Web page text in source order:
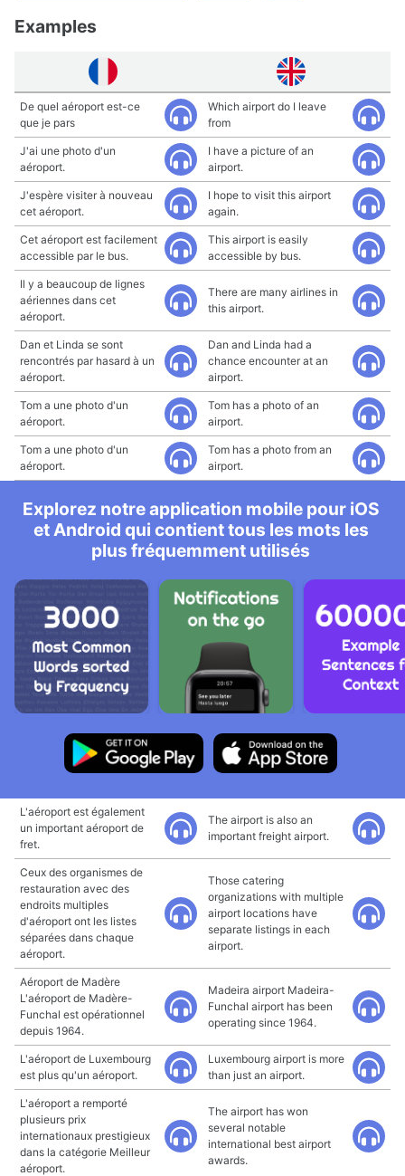
Examples
De quel aéroport est-ce
que je pars
Which airport do I leave
from
J'ai une photo d'un
aéroport.
I have a picture of an
airport.
J'espère visiter à nouveau
cet aéroport.
I hope to visit this airport
again.
Cet aéroport est facilement
accessible par le bus.
This airport is easily
accessible by bus.
Il y a beaucoup de lignes
aériennes dans cet
aéroport.
There are many airlines in
this airport.
Dan et Linda se sont
rencontrés par hasard à un
aéroport.
Dan and Linda had a
chance encounter at an
airport.
Tom a une photo d'un
aéroport.
Tom has a photo of an
airport.
Tom a une photo d'un
aéroport.
Tom has a photo from an
airport.
Explorez notre application mobile pour iOS
et Android qui contient tous les mots les
plus fréquemment utilisés
L'aéroport est également
un important aéroport de
fret.
The airport is also an
important freight airport.
Ceux des organismes de
restauration avec des
endroits multiples
d'aéroport ont les listes
séparées dans chaque
aéroport.
Those catering
organizations with multiple
airport locations have
separate listings in each
airport.
Aéroport de Madère
L'aéroport de Madère-
Funchal est opérationnel
depuis 1964.
Madeira airport Madeira-
Funchal airport has been
operating since 1964.
L'aéroport de Luxembourg
est plus qu'un aéroport.
Luxembourg airport is more
than just an airport.
L'aéroport a remporté
plusieurs prix
internationaux prestigieux
dans la catégorie Meilleur
aéroport.
The airport has won
several notable
international best airport
awards.